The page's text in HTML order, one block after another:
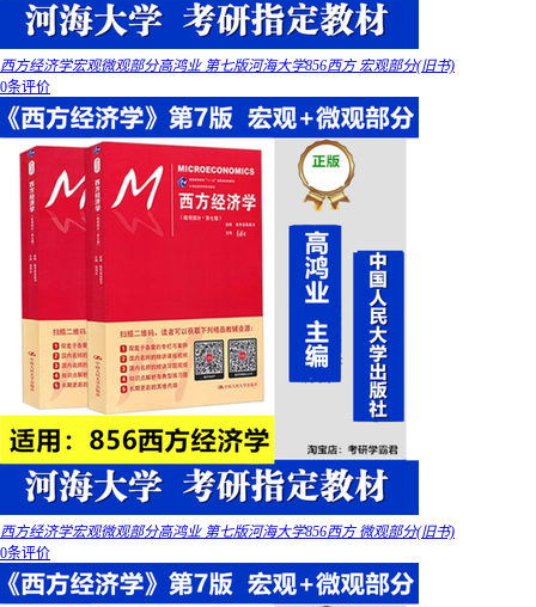
西方经济学宏观微观部分高鸿业 第七版河海大学856西方 宏观部分(旧书)
0条评价
西方经济学宏观微观部分高鸿业 第七版河海大学856西方 微观部分(旧书)
0条评价